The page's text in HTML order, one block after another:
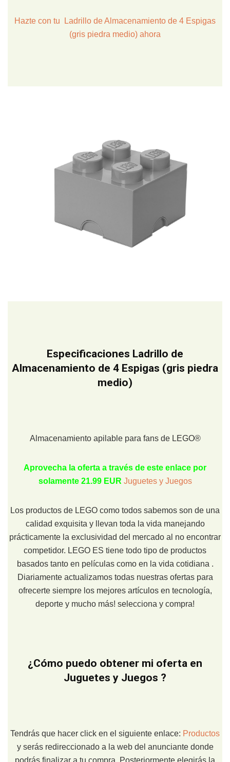
Hazte con tu Ladrillo de Almacenamiento de 4 Espigas
(gris piedra medio) ahora
Especificaciones Ladrillo de
Almacenamiento de 4 Espigas (gris piedra
medio)
Almacenamiento apilable para fans de LEGO®
Aprovecha la oferta a través de este enlace por
solamente 21.99 EUR Juguetes y Juegos
Los productos de LEGO como todos sabemos son de una
calidad exquisita y llevan toda la vida manejando
prácticamente la exclusividad del mercado al no encontrar
competidor. LEGO ES tiene todo tipo de productos
basados tanto en películas como en la vida cotidiana .
Diariamente actualizamos todas nuestras ofertas para
ofrecerte siempre los mejores artículos en tecnología,
deporte y mucho más! selecciona y compra!
¿Cómo puedo obtener mi oferta en
Juguetes y Juegos ?
Tendrás que hacer click en el siguiente enlace: Productos
y serás redireccionado a la web del anunciante donde